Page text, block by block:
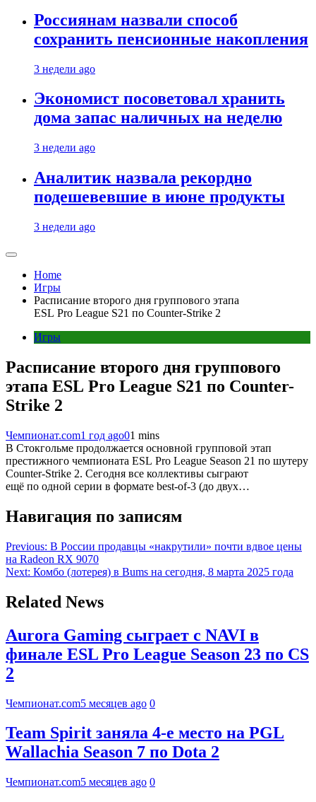
Россиянам назвали способ
сохранить пенсионные накопления
3 недели ago
Экономист посоветовал хранить
дома запас наличных на неделю
3 недели ago
Аналитик назвала рекордно
подешевевшие в июне продукты
3 недели ago
Home
Игры
Расписание второго дня группового этапа
ESL Pro League S21 по Counter-Strike 2
Игры
Расписание второго дня группового
этапа ESL Pro League S21 по Counter-
Strike 2
Чемпионат.com1 год ago01 mins
В Стокгольме продолжается основной групповой этап
престижного чемпионата ESL Pro League Season 21 по шутеру
Counter-Strike 2. Сегодня все коллективы сыграют
ещё по одной серии в формате best-of-3 (до двух…
Навигация по записям
Previous: В России продавцы «накрутили» почти вдвое цены
на Radeon RX 9070
Next: Комбо (лотерея) в Bums на сегодня, 8 марта 2025 года
Related News
Aurora Gaming сыграет с NAVI в
финале ESL Pro League Season 23 по CS
2
Чемпионат.com5 месяцев ago 0
Team Spirit заняла 4-е место на PGL
Wallachia Season 7 по Dota 2
Чемпионат.com5 месяцев ago 0